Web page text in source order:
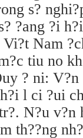
s?
?ang ?i
Nam
tiu no
? ni: V?n
l ci ?ui
N?u v?n
th??ng